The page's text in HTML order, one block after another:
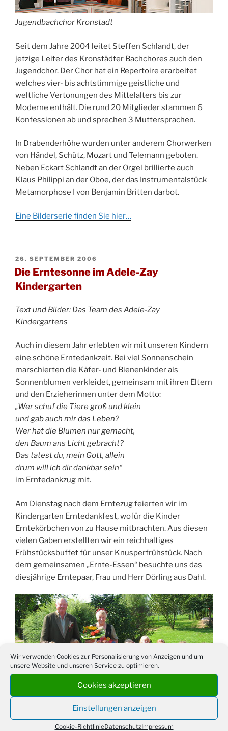
Wir verwenden Cookies zur Personalisierung von Anzeigen und um
unsere Website und unseren Service zu optimieren.
Cookies akzeptieren
Einstellungen anzeigen
Cookie-RichtlinieDatenschutzImpressum
Jugendbachchor Kronstadt
Seit dem Jahre 2004 leitet Steffen Schlandt, der
jetzige Leiter des Kronstädter Bachchores auch den
Jugendchor. Der Chor hat ein Repertoire erarbeitet
welches vier- bis achtstimmige geistliche und
weltliche Vertonungen des Mittelalters bis zur
Moderne enthält. Die rund 20 Mitglieder stammen 6
Konfessionen ab und sprechen 3 Muttersprachen.
In Drabenderhöhe wurden unter anderem Chorwerken
von Händel, Schütz, Mozart und Telemann geboten.
Neben Eckart Schlandt an der Orgel brillierte auch
Klaus Philippi an der Oboe, der das Instrumentalstück
Metamorphose I von Benjamin Britten darbot.
Eine Bilderserie finden Sie hier…
VERÖFFENTLICHT
AM
26. SEPTEMBER 2006
Die Erntesonne im Adele-Zay
Kindergarten
Text und Bilder: Das Team des Adele-Zay
Kindergartens
Auch in diesem Jahr erlebten wir mit unseren Kindern
eine schöne Erntedankzeit. Bei viel Sonnenschein
marschierten die Käfer- und Bienenkinder als
Sonnenblumen verkleidet, gemeinsam mit ihren Eltern
und den Erzieherinnen unter dem Motto:
„Wer schuf die Tiere groß und klein
und gab auch mir das Leben?
Wer hat die Blumen nur gemacht,
den Baum ans Licht gebracht?
Das tatest du, mein Gott, allein
drum will ich dir dankbar sein“
im Erntedankzug mit.
Am Dienstag nach dem Erntezug feierten wir im
Kindergarten Erntedankfest, wofür die Kinder
Erntekörbchen von zu Hause mitbrachten. Aus diesen
vielen Gaben erstellten wir ein reichhaltiges
Frühstücksbuffet für unser Knusperfrühstück. Nach
dem gemeinsamen „Ernte-Essen“ besuchte uns das
diesjährige Erntepaar, Frau und Herr Dörling aus Dahl.